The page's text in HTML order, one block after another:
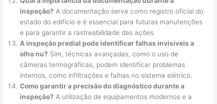
inspeção? A documentação serve como registro oficial do
estado do edifício e é essencial para futuras manutenções
e para garantir a rastreabilidade das ações.
A inspeção predial pode identificar falhas invisíveis a
olho nu? Sim, técnicas avançadas, como o uso de
câmeras termográficas, podem identificar problemas
internos, como infiltrações e falhas no sistema elétrico.
Como garantir a precisão do diagnóstico durante a
inspeção? A utilização de equipamentos modernos e a